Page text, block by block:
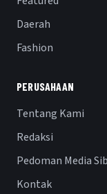
Daerah
Fashion
PERUSAHAAN
Tentang Kami
Redaksi
Pedoman Media
Kontak